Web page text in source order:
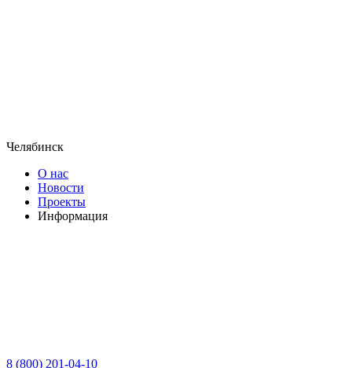
Челябинск
О нас
Новости
Проекты
Информация
8 (800) 201-04-10